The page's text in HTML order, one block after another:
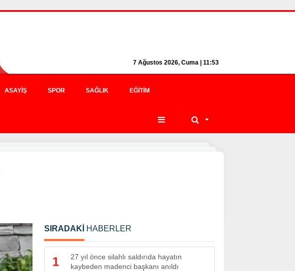
7 Ağustos 2026, Cuma | 11:53
ASAYIŞ SPOR SAĞLIK EĞITIM
SIRADAKİ HABERLER
1
27 yıl önce silahlı saldırıda hayatın
kaybeden madenci başkanı anıldı